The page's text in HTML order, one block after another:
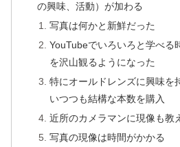
の興味、活動）が加わる
写真は何かと新鮮だった
YouTubeでいろいろと学べる
を沢山観るようになった
特にオールドレンズに興味を
いつつも結構な本数を購入
近所のカメラマンに現像も教
写真の現像は時間がかかる